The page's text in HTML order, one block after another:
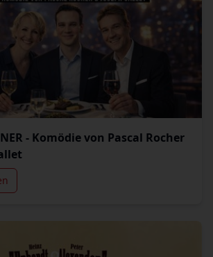
- Komödie von Pascal Rocher